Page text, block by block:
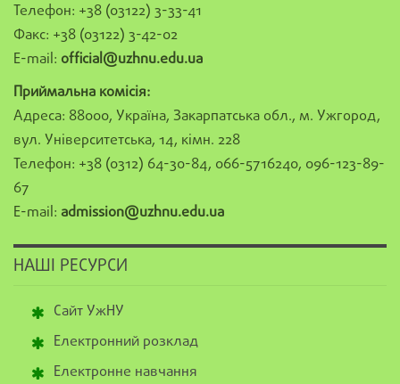
Телефон: +38 (03122) 3-33-41
Факс: +38 (03122) 3-42-02
E-mail: official@uzhnu.edu.ua
Приймальна комісія:
Адреса: 88000, Україна, Закарпатська обл., м. Ужгород,
вул. Університетська, 14, кімн. 228
Телефон: +38 (0312) 64-30-84, 066-5716240, 096-123-89-
67
E-mail: admission@uzhnu.edu.ua
НАШІ РЕСУРСИ
Сайт УжНУ
Електронний розклад
Електронне навчання